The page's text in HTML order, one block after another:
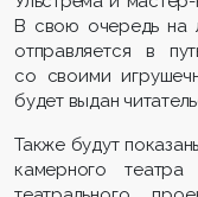
В свою очередь на
отправляется в
со своими
будет выдан
Также будут
камерного